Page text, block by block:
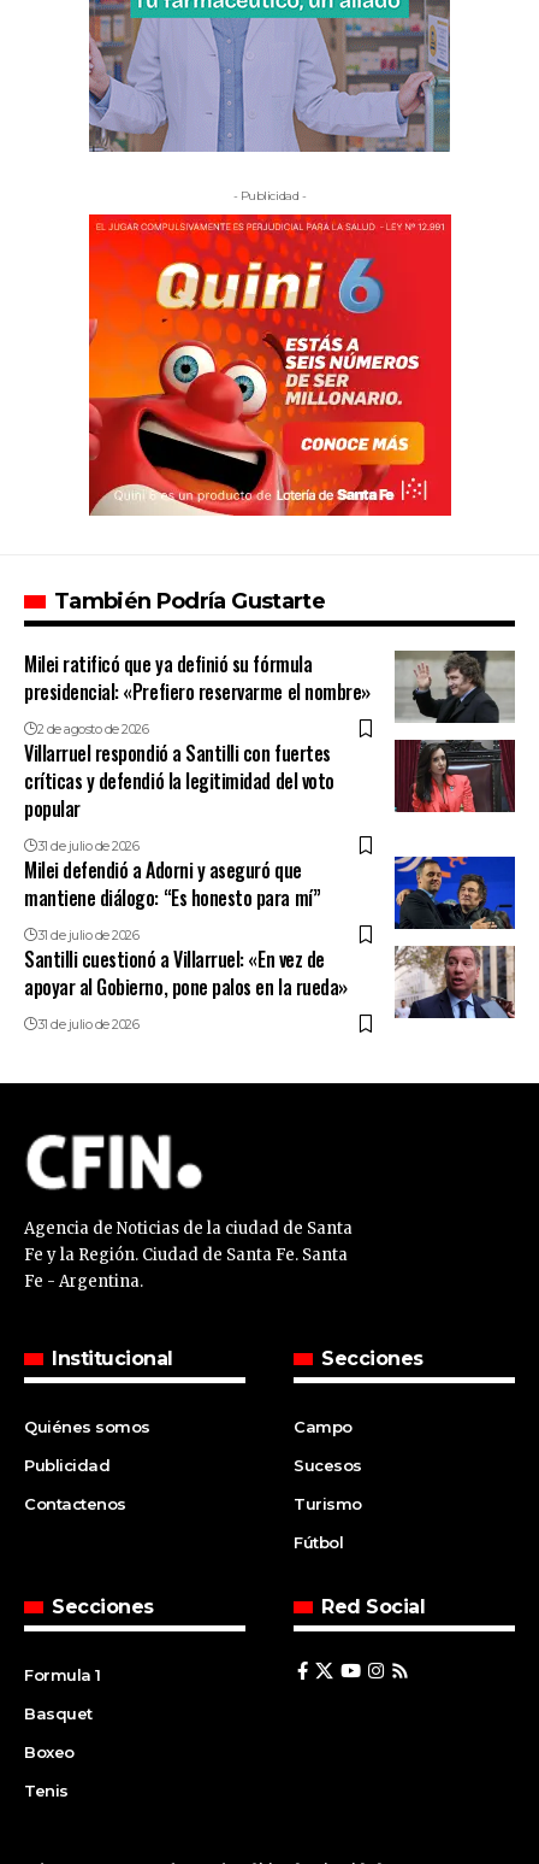
- Publicidad -
También Podría Gustarte
Milei ratificó que ya definió su fórmula
presidencial: «Prefiero reservarme el nombre»
2 de agosto de 2026
Villarruel respondió a Santilli con fuertes
críticas y defendió la legitimidad del voto
popular
31 de julio de 2026
Milei defendió a Adorni y aseguró que
mantiene diálogo: “Es honesto para mí”
31 de julio de 2026
Santilli cuestionó a Villarruel: «En vez de
apoyar al Gobierno, pone palos en la rueda»
31 de julio de 2026
Agencia de Noticias de la ciudad de Santa
Fe y la Región. Ciudad de Santa Fe. Santa
Fe - Argentina.
Institucional
Quiénes somos
Publicidad
Contactenos
Secciones
Campo
Sucesos
Turismo
Fútbol
Secciones
Formula 1
Basquet
Boxeo
Tenis
Red Social